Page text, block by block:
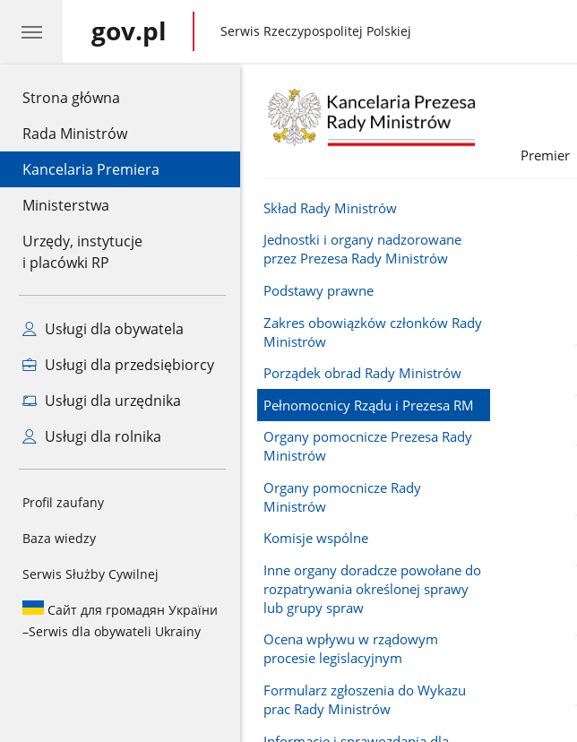
Strona główna
Rada Ministrów
Kancelaria Premiera
Ministerstwa
Urzędy, instytucje
i placówki RP
Usługi dla obywatela
Usługi dla przedsiębiorcy
Usługi dla urzędnika
Usługi dla rolnika
Profil zaufany
Baza wiedzy
Serwis Służby Cywilnej
Сайт для громадян України
–Serwis dla obywateli Ukrainy
gov.pl gov.pl
Serwis Rzeczypospolitej Polskiej
Premier
Skład Rady Ministrów
Jednostki i organy nadzorowane
przez Prezesa Rady Ministrów
Podstawy prawne
Zakres obowiązków członków Rady
Ministrów
Porządek obrad Rady Ministrów
Pełnomocnicy Rządu i Prezesa RM
Organy pomocnicze Prezesa Rady
Ministrów
Organy pomocnicze Rady
Ministrów
Komisje wspólne
Inne organy doradcze powołane do
rozpatrywania określonej sprawy
lub grupy spraw
Ocena wpływu w rządowym
procesie legislacyjnym
Formularz zgłoszenia do Wykazu
prac Rady Ministrów